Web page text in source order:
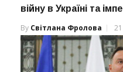
війну в Україні та
By Світлана Фролова